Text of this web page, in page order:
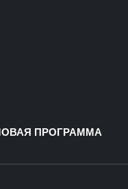
ПРОГРАММА